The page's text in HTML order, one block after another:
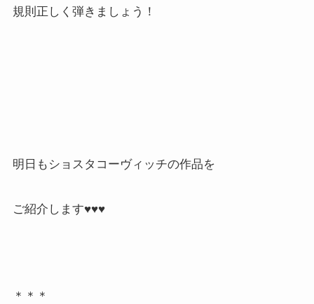
規則正しく弾きましょう！
明日もショスタコーヴィッチの作品を
ご紹介します♥♥♥
＊＊＊